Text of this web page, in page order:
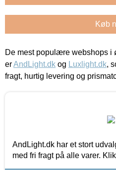
Køb
De mest populære webshops i
erAndLight.dk og Luxlight.dk,
fragt, hurtig levering og
AndLight.dk har et stort
med fri fragt på alle varer.